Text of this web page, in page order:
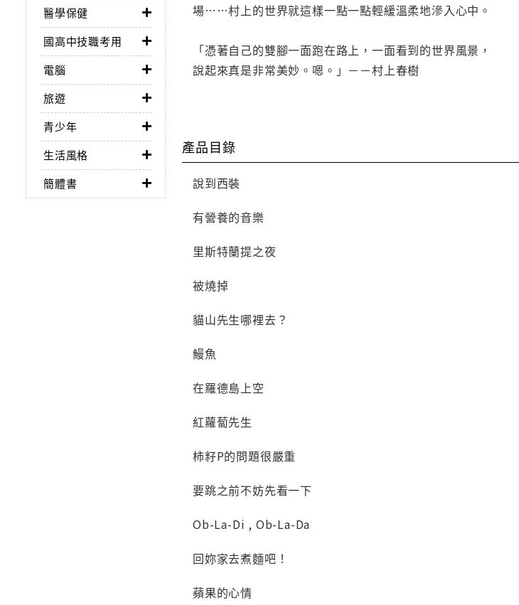
醫學保健
國高中技職考用
電腦
旅遊
青少年
生活風格
簡體書
場……村上的世界就這樣一點一點輕緩溫柔地滲入心中。
「憑著自己的雙腳一面跑在路上，一面看到的世界風景，
說起來真是非常美妙。嗯。」－－村上春樹
產品目錄
說到西裝
有營養的音樂
里斯特蘭提之夜
被燒掉
貓山先生哪裡去？
鰻魚
在羅德島上空
紅蘿蔔先生
柿籽P的問題很嚴重
要跳之前不妨先看一下
Ob-La-Di , Ob-La-Da
回妳家去煮麵吧！
蘋果的心情